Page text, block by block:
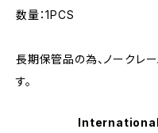
数量：1PCS
長期保管品の為、ノークレ
す。